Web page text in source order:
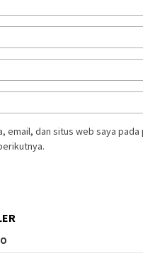
email, dan situs web saya